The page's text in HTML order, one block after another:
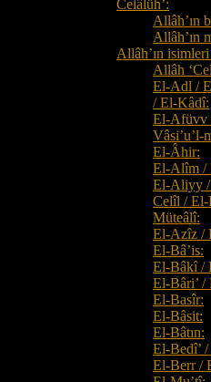
Celâlüh’:
Allâh’ın
Allâh’ın
Allâh’ın isimleri
Allâh
El-Adl /
/ El-Kâdî:
El-Afüvv
Vâsi’u’l-
El-Âhir:
El-Alîm /
El-Aliyy /
Celîl /
Müteâlî:
El-Azîz /
El-Bâ’is:
El-Bâkî /
El-Bâri’
El-Basîr:
El-Bâsit:
El-Bâtın:
El-Bedî’
El-Berr /